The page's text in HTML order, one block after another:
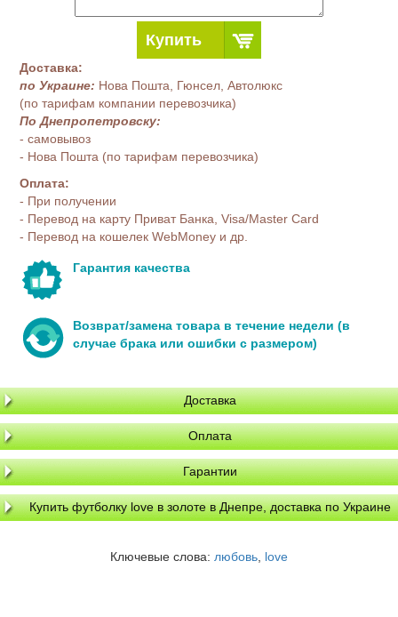
Купить
Доставка:
по Украине: Нова Пошта, Гюнсел, Автолюкс
(по тарифам компании перевозчика)
По Днепропетровску:
- самовывоз
- Нова Пошта (по тарифам перевозчика)
Оплата:
- При получении
- Перевод на карту Приват Банка, Visa/Master Card
- Перевод на кошелек WebMoney и др.
Гарантия качества
Возврат/замена товара в течение недели (в
случае брака или ошибки с размером)
Доставка
Оплата
Гарантии
Купить футболку love в золоте в Днепре, доставка по Украине
Ключевые слова: любовь love